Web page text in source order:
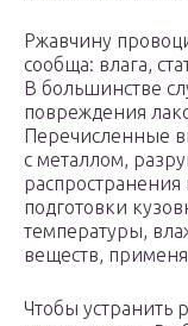
Ржавчину
сообща: влага,
В большинстве
повреждения
Перечисленные
с металлом,
распространения
подготовки
температуры,
веществ,
Чтобы устранить